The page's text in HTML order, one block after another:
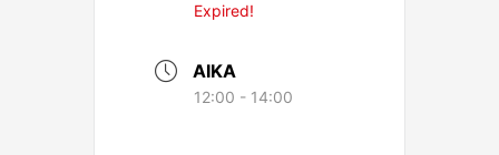
Expired!
AIKA
12:00 - 14:00